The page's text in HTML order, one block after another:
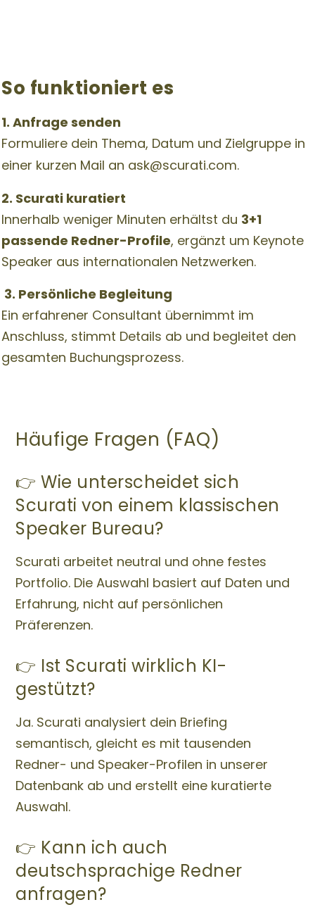
So funktioniert es
1. Anfrage senden
Formuliere dein Thema, Datum und Zielgruppe in
einer kurzen Mail an ask@scurati.com.
2. Scurati kuratiert
Innerhalb weniger Minuten erhältst du 3+1
passende Redner-Profile, ergänzt um Keynote
Speaker aus internationalen Netzwerken.
3. Persönliche Begleitung
Ein erfahrener Consultant übernimmt im
Anschluss, stimmt Details ab und begleitet den
gesamten Buchungsprozess.
Häufige Fragen (FAQ)
👉 Wie unterscheidet sich
Scurati von einem klassischen
Speaker Bureau?
Scurati arbeitet neutral und ohne festes
Portfolio. Die Auswahl basiert auf Daten und
Erfahrung, nicht auf persönlichen
Präferenzen.
👉 Ist Scurati wirklich KI-
gestützt?
Ja. Scurati analysiert dein Briefing
semantisch, gleicht es mit tausenden
Redner- und Speaker-Profilen in unserer
Datenbank ab und erstellt eine kuratierte
Auswahl.
👉 Kann ich auch
deutschsprachige Redner
anfragen?